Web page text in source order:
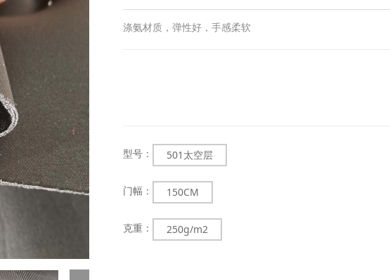
涤氨材质，弹性好，手感柔软
型号： 501太空层
门幅： 150CM
克重： 250g/m2